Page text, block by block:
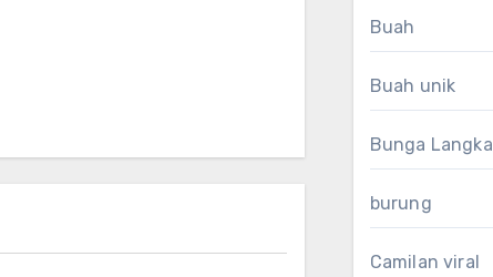
Buah
Buah unik
Bunga Langka
burung
Camilan viral